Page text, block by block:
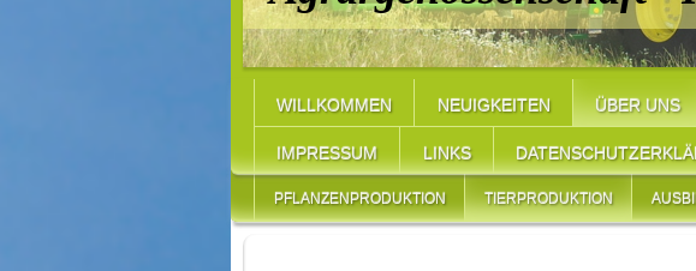
WILLKOMMEN NEUIGKEITEN ÜBER UNS
IMPRESSUM LINKS
PFLANZENPRODUKTION TIERPRODUKTION